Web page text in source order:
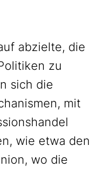
abzielte, die
zu
sich die
mit
wie etwa den
wo die